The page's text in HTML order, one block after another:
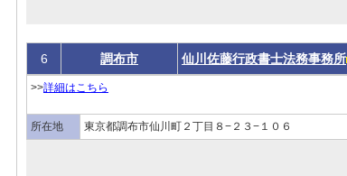
6 調布市 仙川佐藤行政書士法務事務所
>>詳細はこちら
所在地 東京都調布市仙川町２丁目８−２３−１０６